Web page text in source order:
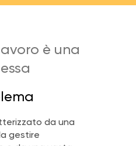
è una
da una
gestire